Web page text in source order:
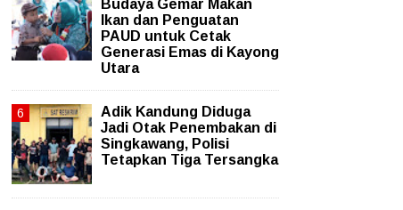
Budaya Gemar Makan
Ikan dan Penguatan
PAUD untuk Cetak
Generasi Emas di Kayong
Utara
Adik Kandung Diduga
Jadi Otak Penembakan di
Singkawang, Polisi
Tetapkan Tiga Tersangka